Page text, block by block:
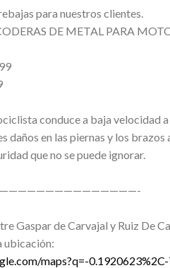
original
era:
para nuestros clientes.
DE METAL PARA
conduce a baja velocidad
daños en las piernas y los brazos
que no se puede ignorar.
Gaspar de Carvajal y Ruiz De
ubicación:
maps?q=-